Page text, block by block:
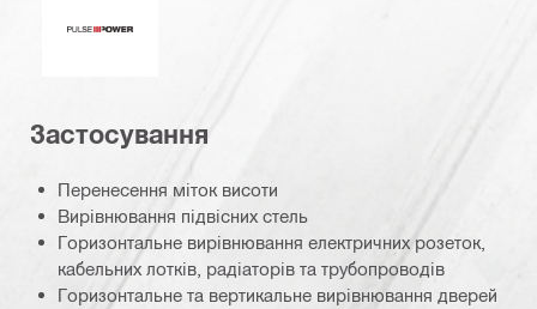
Застосування
Перенесення міток висоти
Вирівнювання підвісних стель
Горизонтальне вирівнювання електричних розеток,
кабельних лотків, радіаторів та трубопроводів
Горизонтальне та вертикальне вирівнювання дверей